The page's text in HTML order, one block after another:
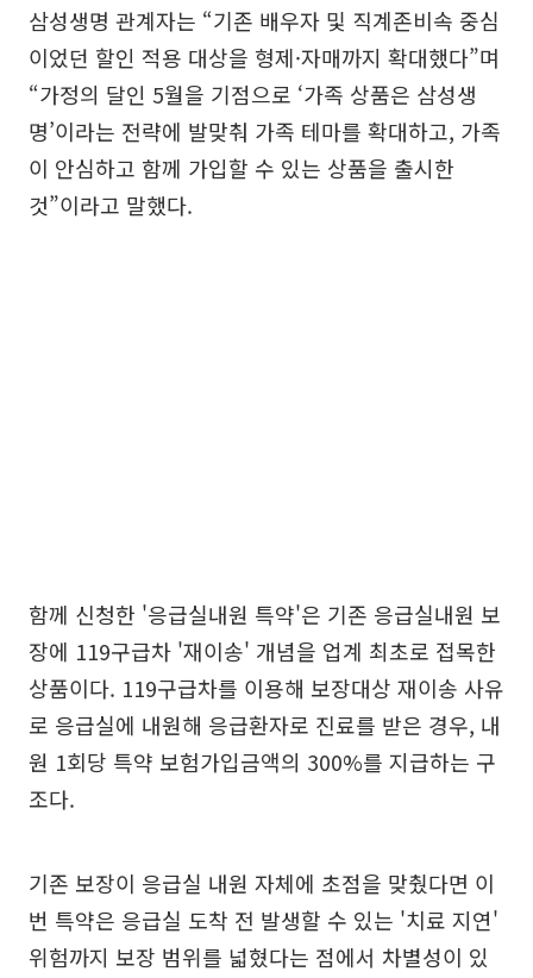
삼성생명 관계자는 “기존 배우자 및 직계존비속 중심
이었던 할인 적용 대상을 형제·자매까지 확대했다”며
“가정의 달인 5월을 기점으로 ‘가족 상품은 삼성생
명’이라는 전략에 발맞춰 가족 테마를 확대하고, 가족
이 안심하고 함께 가입할 수 있는 상품을 출시한
것”이라고 말했다.
함께 신청한 '응급실내원 특약'은 기존 응급실내원 보
장에 119구급차 '재이송' 개념을 업계 최초로 접목한
상품이다. 119구급차를 이용해 보장대상 재이송 사유
로 응급실에 내원해 응급환자로 진료를 받은 경우, 내
원 1회당 특약 보험가입금액의 300%를 지급하는 구
조다.
기존 보장이 응급실 내원 자체에 초점을 맞췄다면 이
번 특약은 응급실 도착 전 발생할 수 있는 '치료 지연'
위험까지 보장 범위를 넓혔다는 점에서 차별성이 있